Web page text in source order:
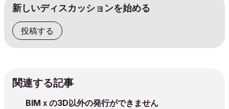
新しいディスカッションを始める
投稿する
関連する記事
BIMｘの3D以外の発行ができません